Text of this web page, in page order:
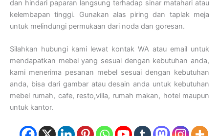
dan hindari paparan langsung terhadap sinar matahari atau
kelembapan tinggi. Gunakan alas piring dan taplak meja
untuk melindungi permukaan dari noda dan goresan.
Silahkan hubungi kami lewat kontak WA atau email untuk
mendapatkan mebel yang sesuai dengan kebutuhan anda,
kami menerima pesanan mebel sesuai dengan kebutuhan
anda, bisa dari gambar atau desain anda untuk kebutuhan
mebel rumah, cafe, resto,villa, rumah makan, hotel maupun
untuk kantor.